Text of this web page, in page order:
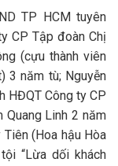
TP HCM tuyên
CP Tập đoàn Chị
(cựu thành viên
3 năm tù; Nguyễn
HĐQT Công ty CP
Quang Linh 2 năm
Tiên (Hoa hậu Hòa
“Lừa dối khách